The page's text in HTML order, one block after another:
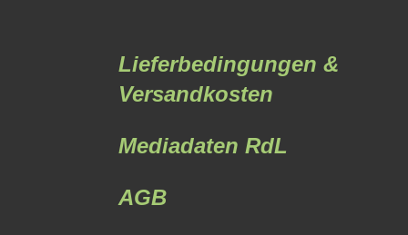
Lieferbedingungen &
Versandkosten
Mediadaten RdL
AGB